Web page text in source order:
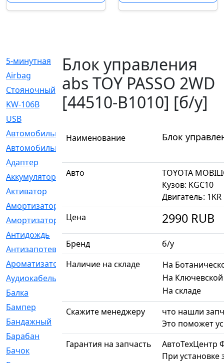
5-минутная
[1]
Airbag
[18]
Cтояночный
[1]
KW-106B
USB
Автомобильное
[6]
Автомобильный
Адаптер
[3]
Аккумулятор
Активатор
Амортизатор
[608]
Амортизаторы
Антидождь
[1]
Антизапотеватель
Ароматизатор
[35]
Аудиокабель
Балка
Бампер
[137]
Бандажный
Барабан
[5]
Бачок
[40]
Блок управления
abs TOY PASSO 2WD
[44510-B1010] [б/у]
Наименование Блок
Авто
TOYOTA
Кузов: KGC10
Двигатель: 1KR
Цена
2990 RUB
Бренд
б/у
Наличие на складе
На
На Ключевской
На складе
Скажите менеджеру
что нашли
Это поможет
Гарантия на запчасть
АвтоТехЦентр
При установке